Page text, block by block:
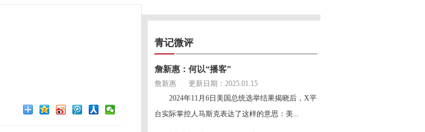
青记微评
詹新惠：何以“播客”
詹新惠
更新日期：2025.01.15
2024年11月6日美国总统选举结果揭晓后，X平
台实际掌控人马斯克表达了这样的意思：美...